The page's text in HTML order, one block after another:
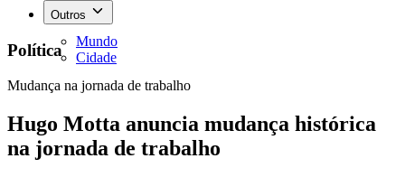
Outros
Mundo
Cidade
Política
Mudança na jornada de trabalho
Hugo Motta anuncia mudança histórica
na jornada de trabalho